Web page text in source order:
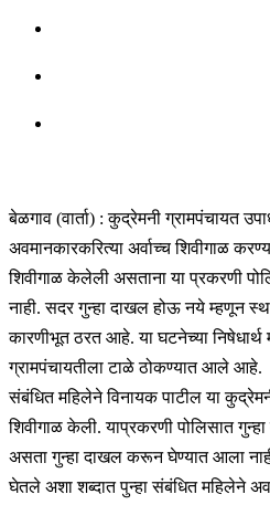
बेळगाव (वार्ता) : कुद्रेमनी ग्रामपंचायत
अवमानकारकरित्या अर्वाच्च शिवीगाळ
शिवीगाळ केलेली असताना या प्रकरणी
नाही. सदर गुन्हा दाखल होऊ नये म्हणून
कारणीभूत ठरत आहे. या घटनेच्या निषेधार्थ
ग्रामपंचायतीला टाळे ठोकण्यात आले आहे.
संबंधित महिलेने विनायक पाटील या
शिवीगाळ केली. याप्रकरणी पोलिसात
असता गुन्हा दाखल करून घेण्यात आला
घेतले अशा शब्दात पुन्हा संबंधित महिलेने